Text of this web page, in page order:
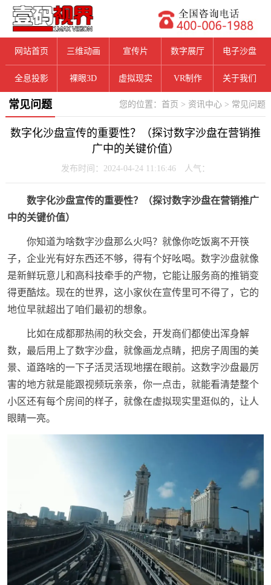
网站首页 三维动画 宣传片 数字展厅 电子沙盘
全息投影 裸眼3D 虚拟现实 VR制作 关于我们
您的位置： 首页 > 资讯中心 > 常见问题
常见问题
数字化沙盘宣传的重要性？（探讨数字沙盘在营销推
广中的关键价值）
发布时间：2024-04-24 11:16:46 人气：
数字化沙盘宣传的重要性？（探讨数字沙盘在营销推广
中的关键价值）
你知道为啥数字沙盘那么火吗？就像你吃饭离不开筷
子，企业光有好东西还不够，得有个好吆喝。数字沙盘就像
是新鲜玩意儿和高科技牵手的产物，它能让服务商的推销变
得更酷炫。现在的世界，这小家伙在宣传里可不得了，它的
地位早就超出了咱们最初的想象。
比如在成都那热闹的秋交会，开发商们都使出浑身解
数，最后用上了数字沙盘，就像画龙点睛，把房子周围的美
景、道路啥的一下子活灵活现地摆在眼前。这数字沙盘最厉
害的地方就是能跟视频玩亲亲，你一点击，就能看清楚整个
小区还有每个房间的样子，就像在虚拟现实里逛似的，让人
眼睛一亮。